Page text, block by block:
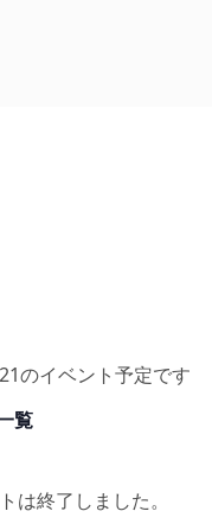
のイベント予定です
覧
は終了しました。